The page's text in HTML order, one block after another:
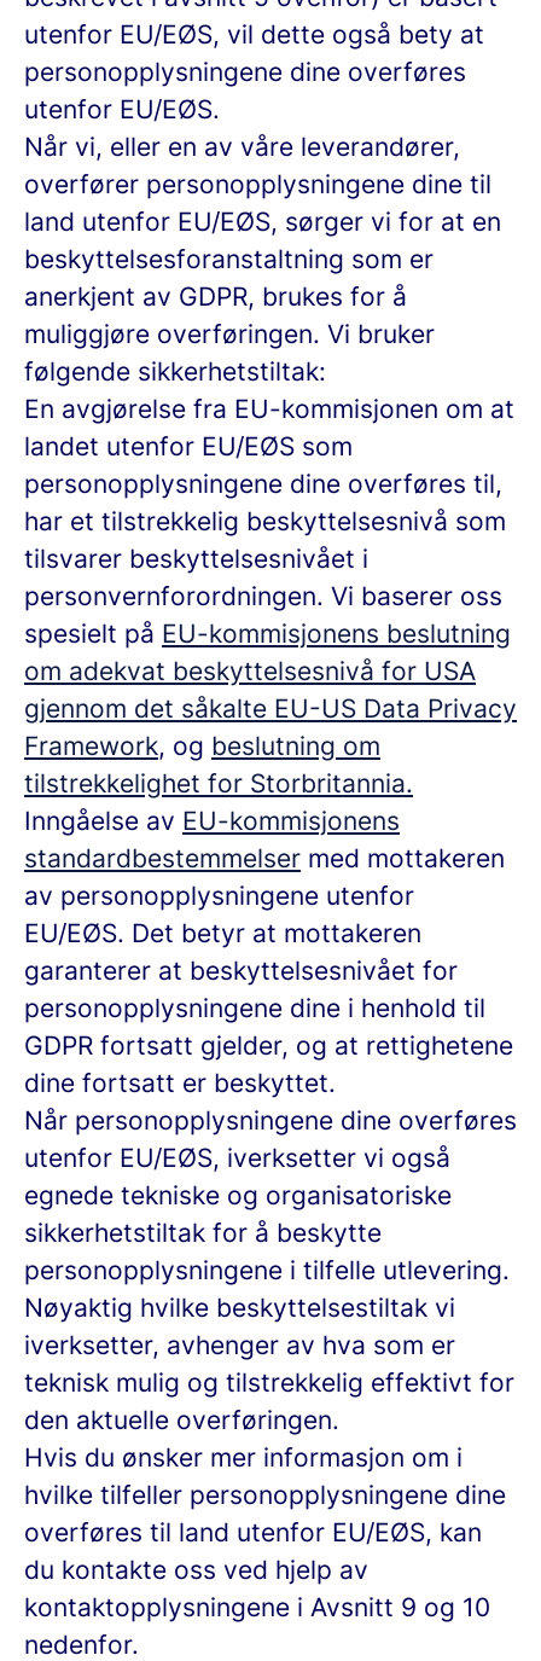
utenfor EU/EØS, vil dette også bety at
personopplysningene dine overføres
utenfor EU/EØS.
Når vi, eller en av våre leverandører,
overfører personopplysningene dine til
land utenfor EU/EØS, sørger vi for at en
beskyttelsesforanstaltning som er
anerkjent av GDPR, brukes for å
muliggjøre overføringen. Vi bruker
følgende sikkerhetstiltak:
En avgjørelse fra EU-kommisjonen om at
landet utenfor EU/EØS som
personopplysningene dine overføres til,
har et tilstrekkelig beskyttelsesnivå som
tilsvarer beskyttelsesnivået i
personvernforordningen. Vi baserer oss
spesielt på EU-kommisjonens beslutning
om adekvat beskyttelsesnivå for USA
gjennom det såkalte EU-US Data Privacy
Framework, og beslutning om
tilstrekkelighet for Storbritannia.
Inngåelse av EU-kommisjonens
standardbestemmelser med mottakeren
av personopplysningene utenfor
EU/EØS. Det betyr at mottakeren
garanterer at beskyttelsesnivået for
personopplysningene dine i henhold til
GDPR fortsatt gjelder, og at rettighetene
dine fortsatt er beskyttet.
Når personopplysningene dine overføres
utenfor EU/EØS, iverksetter vi også
egnede tekniske og organisatoriske
sikkerhetstiltak for å beskytte
personopplysningene i tilfelle utlevering.
Nøyaktig hvilke beskyttelsestiltak vi
iverksetter, avhenger av hva som er
teknisk mulig og tilstrekkelig effektivt for
den aktuelle overføringen.
Hvis du ønsker mer informasjon om i
hvilke tilfeller personopplysningene dine
overføres til land utenfor EU/EØS, kan
du kontakte oss ved hjelp av
kontaktopplysningene i Avsnitt 9 og 10
nedenfor.